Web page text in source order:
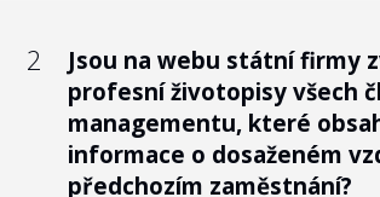
ministerstvem. Na základě čl.
těchto zásad pak pro účely
politiky odměňování mají
ministerstva nastavit taková
2
Jsou na webu státní firmy
profesní životopisy všech
managementu, které
informace o dosaženém
předchozím zaměstnání?